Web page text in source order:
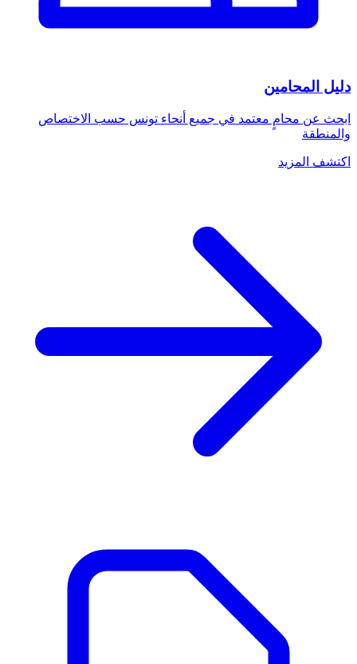
دليل المحامين
ابحث عن محامٍ معتمد في جميع أنحاء تونس حسب الاختصاص
والمنطقة
اكتشف المزيد